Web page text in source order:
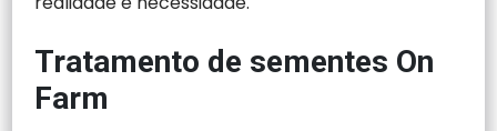
Tratamento de sementes On
Farm